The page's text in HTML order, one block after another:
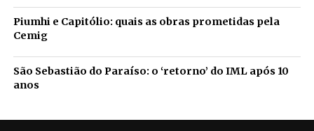
Piumhi e Capitólio: quais as obras prometidas pela
Cemig
São Sebastião do Paraíso: o ‘retorno’ do IML após 10
anos